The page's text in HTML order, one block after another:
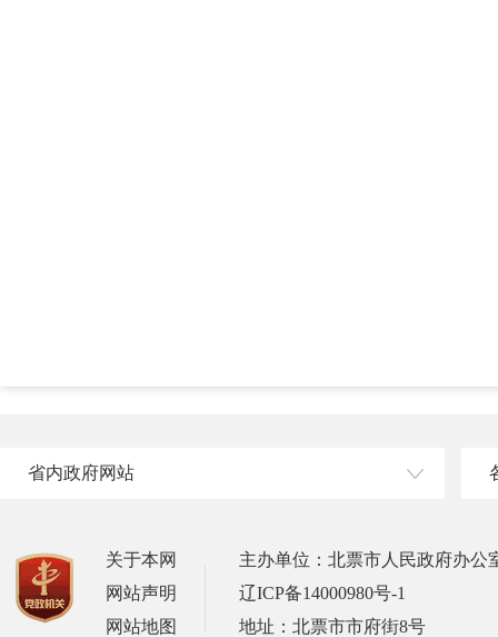
省内政府网站
关于本网
网站声明
网站地图
主办单位：北票市人民政府办公
辽ICP备14000980号-1
地址：北票市市府街8号